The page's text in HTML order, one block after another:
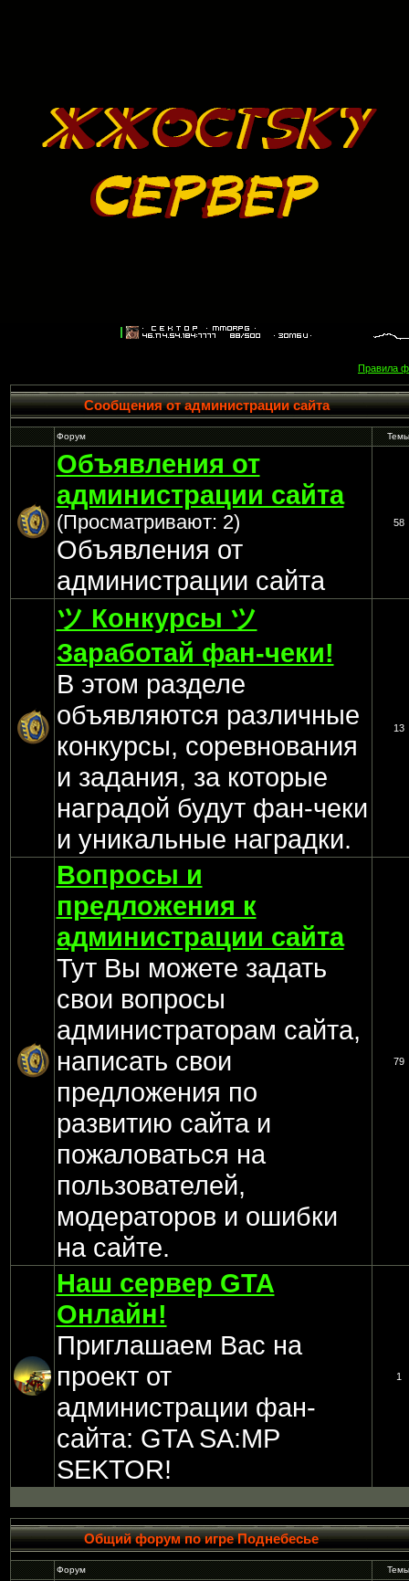
Правила
Сообщения от администрации сайта
Форум Темы
Объявления от
администрации сайта
(Просматривают: 2)
Объявления от
администрации сайта
58
ツ Конкурсы ツ
Заработай фан-чеки!
В этом разделе
объявляются различные
конкурсы, соревнования
и задания, за которые
наградой будут фан-чеки
и уникальные наградки.
13
Вопросы и
предложения к
администрации сайта
Тут Вы можете задать
свои вопросы
администраторам сайта,
написать свои
предложения по
развитию сайта и
пожаловаться на
пользователей,
модераторов и ошибки
на сайте.
79
Наш сервер GTA
Онлайн!
Приглашаем Вас на
проект от
администрации фан-
сайта: GTA SA:MP
SEKTOR!
1
Общий форум по игре Поднебесье
Форум Темы